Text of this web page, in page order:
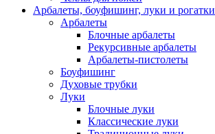
Арбалеты, боуфишинг, луки и рогатки
Арбалеты
Блочные арбалеты
Рекурсивные арбалеты
Арбалеты-пистолеты
Боуфишинг
Духовые трубки
Луки
Блочные луки
Классические луки